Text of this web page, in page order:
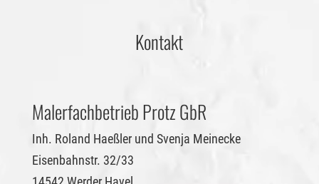
Kontakt
Malerfachbetrieb Protz GbR
Inh. Roland Haeßler und Svenja Meinecke
Eisenbahnstr. 32/33